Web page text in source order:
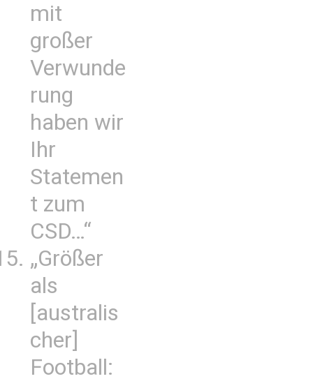
mit
großer
Verwunde
rung
haben wir
Ihr
Statemen
t zum
CSD…“
„Größer
als
[australis
cher]
Football: